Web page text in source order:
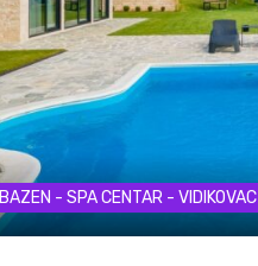
BAZEN - SPA CENTAR - VIDIKOVAC